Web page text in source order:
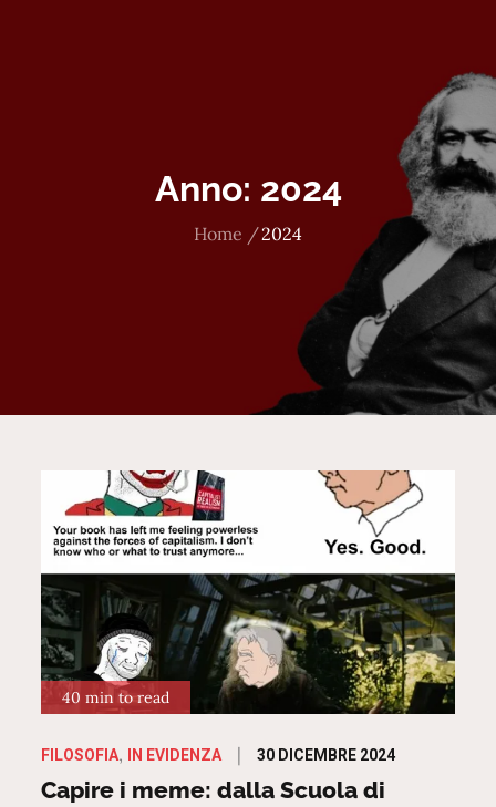
Anno: 2024
Home 2024
40 min to read
FILOSOFIA IN EVIDENZA
Posted
on
30 DICEMBRE 2024
Capire i meme: dalla Scuola di